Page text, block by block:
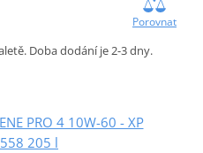
Porovnat
Doba dodání je 2-3 dny.
PRO 4 10W-60 - XP
205 l